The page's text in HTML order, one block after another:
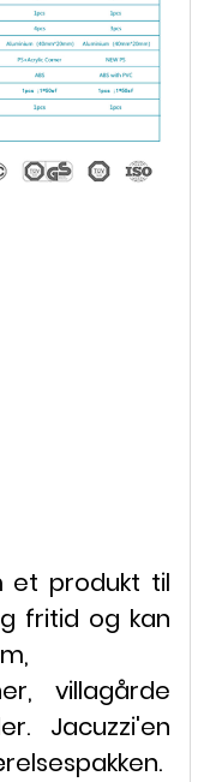
et produkt til
fritid og kan
villagårde
Jacuzzi'en